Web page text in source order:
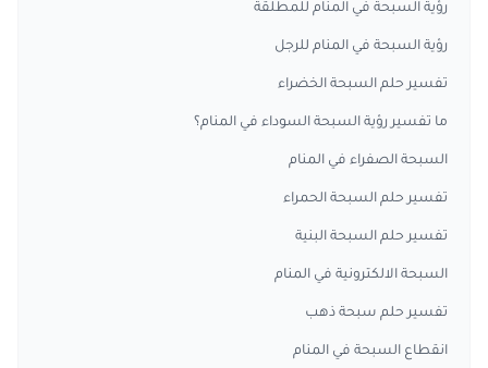
رؤية السبحة في المنام للمطلقة
رؤية السبحة في المنام للرجل
تفسير حلم السبحة الخضراء
ما تفسير رؤية السبحة السوداء في المنام؟
السبحة الصفراء في المنام
تفسير حلم السبحة الحمراء
تفسير حلم السبحة البنية
السبحة الالكترونية في المنام
تفسير حلم سبحة ذهب
انقطاع السبحة في المنام